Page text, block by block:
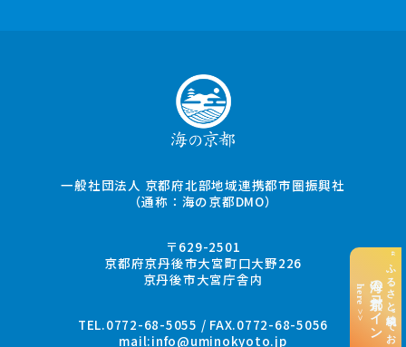
“ふるさと納税”でお支払い
海の京都コイン
here >>
一般社団法人 京都府北部地域連携都市圏振興社
（通称：海の京都DMO）
〒629-2501
京都府京丹後市大宮町口大野226
京丹後市大宮庁舎内
TEL.0772-68-5055 / FAX.0772-68-5056
mail:info@uminokyoto.jp